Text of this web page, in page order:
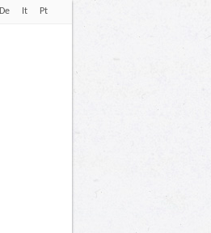
De It Pt